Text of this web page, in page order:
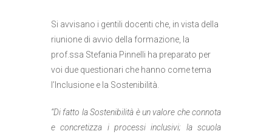
Si avvisano i gentili docenti che, in vista della
riunione di avvio della formazione, la
prof.ssa Stefania Pinnelli ha preparato per
voi due questionari che hanno cometema
l’Inclusione e la Sostenibilità
“Di fatto la Sostenibilità è un valore che connota
e concretizza i processi inclusivi; la scuola